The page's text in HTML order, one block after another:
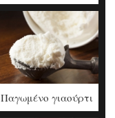
Παγωμένο γιαούρτι